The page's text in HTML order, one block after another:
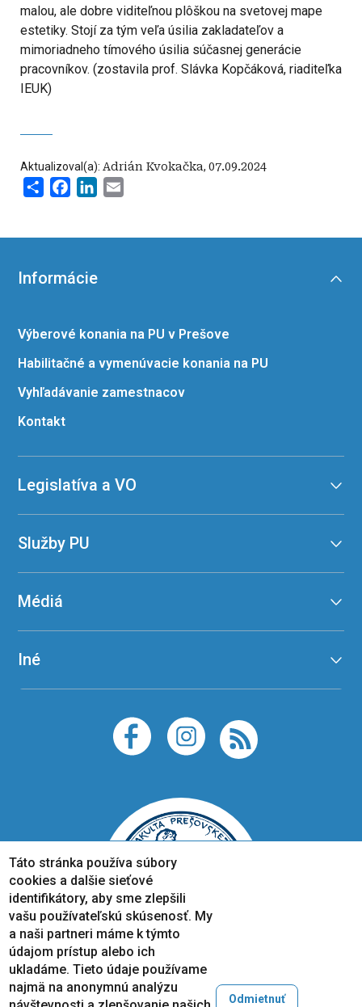
malou, ale dobre viditeľnou plôškou na svetovej mape
estetiky. Stojí za tým veľa úsilia zakladateľov a
mimoriadneho tímového úsilia súčasnej generácie
pracovníkov. (zostavila prof. Slávka Kopčáková, riaditeľka
IEUK)
Aktualizoval(a): Adrián Kvokačka, 07.09.2024
Share FacebookLinkedIn
Informácie
Výberové konania na PU v Prešove
Habilitačné a vymenúvacie konania na PU
Vyhľadávanie zamestnacov
Kontakt
Legislatíva a VO
Služby PU
Médiá
Iné
Táto stránka používa súbory
cookies a dalšie sieťové
identifikátory, aby sme zlepšili
vašu používateľskú skúsenosť. My
a naši partneri máme k týmto
údajom prístup alebo ich
ukladáme. Tieto údaje používame
najmä na anonymnú analýzu
Odmietnuť